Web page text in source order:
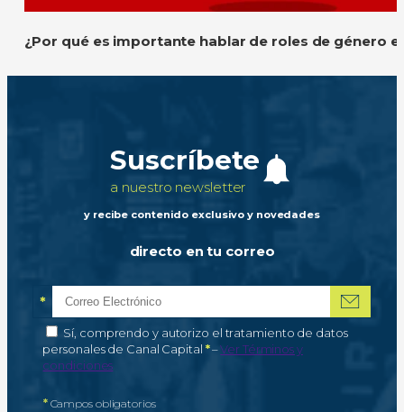
¿Por qué es importante hablar de roles de género
Suscríbete
a nuestro newsletter
y recibe contenido exclusivo y novedades
directo en tu correo
Correo electrónico
*Campo obligatorio
Autorización de tratamiento de datos personales
Sí, comprendo y autorizo el tratamiento de datos
personales de Canal Capital *–Campo obligatorio
Ver Términos y
condiciones
*Campos obligatorios